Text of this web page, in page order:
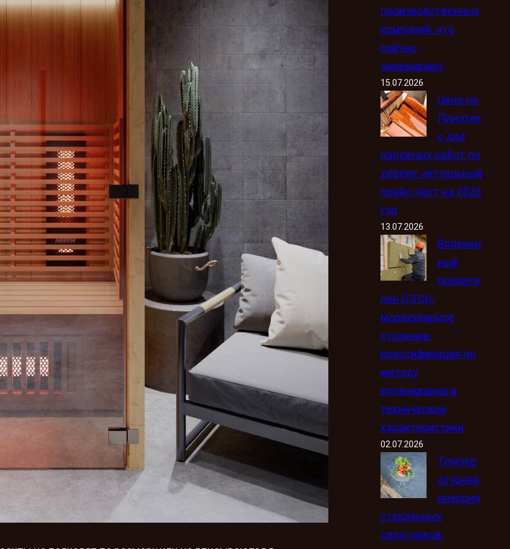
производственных
компаний: что
сейчас
заказывают
15.07.2026
Цена на
Пинотек
с для
наружных работ по
дереву: актуальный
прайс-лист на 2026
год
13.07.2026
Вспенен
ный
полиэти
лен (ППЭ):
молекулярное
строение,
классификация по
методу
вспенивания и
технические
характеристики
02.07.2026
Темпер
атурная
инерция
стеклянных
салатников: